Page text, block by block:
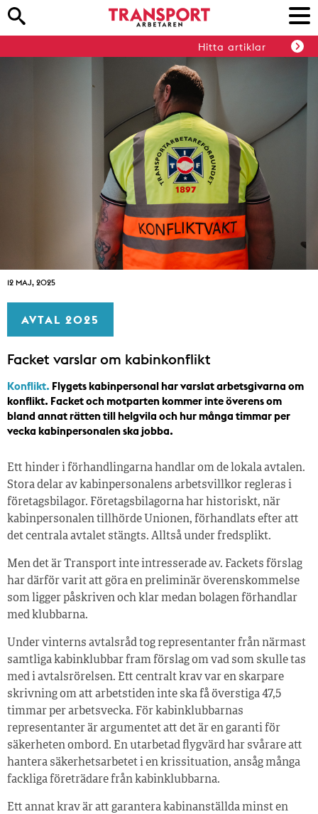
Hitta artiklar
12 MAJ, 2025
AVTAL 2025
Facket varslar om kabinkonflikt
Konflikt. Flygets kabinpersonal har varslat arbetsgivarna om
konflikt. Facket och motparten kommer inte överens om
bland annat rätten till helgvila och hur många timmar per
vecka kabinpersonalen ska jobba.
Ett hinder i förhandlingarna handlar om de lokala avtalen.
Stora delar av kabinpersonalens arbetsvillkor regleras i
företagsbilagor. Företagsbilagorna har historiskt, när
kabinpersonalen tillhörde Unionen, förhandlats efter att
det centrala avtalet stängts. Alltså under fredsplikt.
Men det är Transport inte intresserade av. Fackets förslag
har därför varit att göra en preliminär överenskommelse
som ligger påskriven och klar medan bolagen förhandlar
med klubbarna.
Under vinterns avtalsråd tog representanter från närmast
samtliga kabinklubbar fram förslag om vad som skulle tas
med i avtalsrörelsen. Ett centralt krav var en skarpare
skrivning om att arbetstiden inte ska få överstiga 47,5
timmar per arbetsvecka. För kabinklubbarnas
representanter är argumentet att det är en garanti för
säkerheten ombord. En utarbetad flygvärd har svårare att
hantera säkerhetsarbetet i en krissituation, ansåg många
fackliga företrädare från kabinklubbarna.
Ett annat krav är att garantera kabinanställda minst en